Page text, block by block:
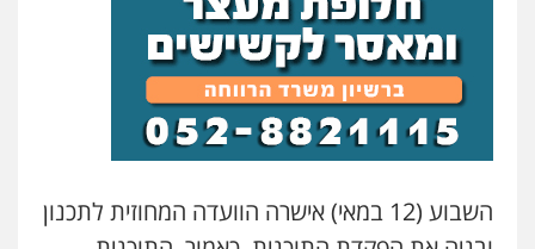
השבוע (12 במאי) אישרה הוועדה המחוזית לתכנון